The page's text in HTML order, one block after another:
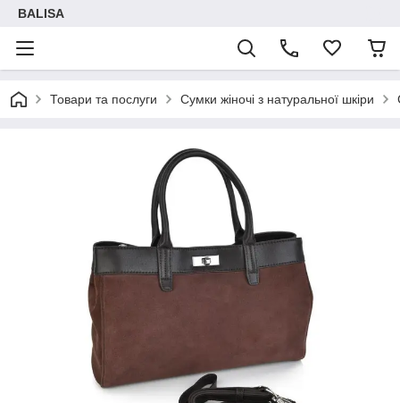
BALISA
Товари та послуги Сумки жіночі з натуральної шкіри